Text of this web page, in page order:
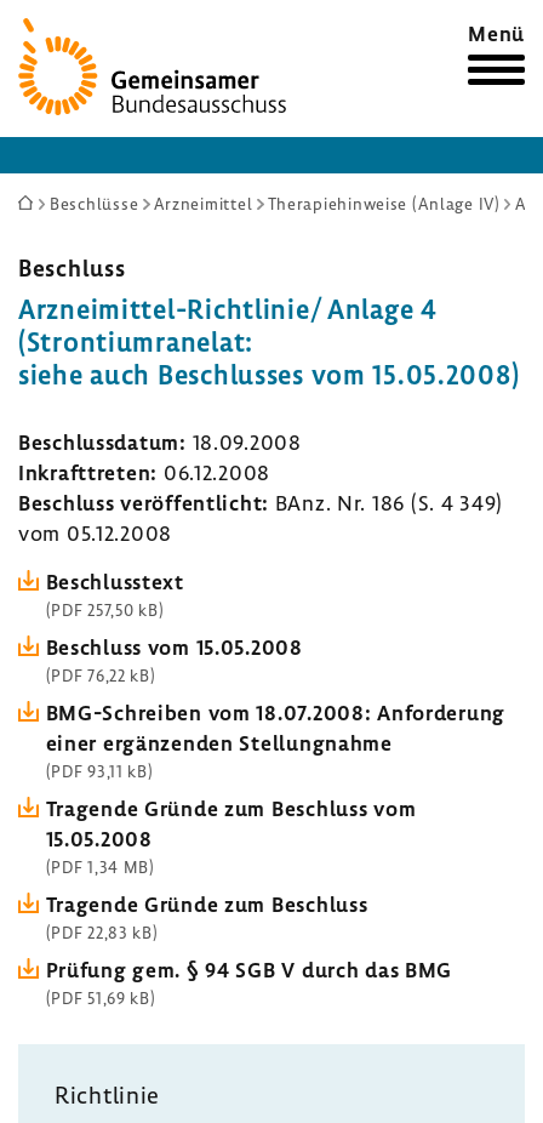
Zur
Startseite
Menü
Sie
hier:
Beschlüsse Arzneimittel Therapiehinweise (Anlage IV)
Beschluss
Arzneimittel-​Richtlinie/ Anlage 4
(Stron­ti­um­ra­nelat:
siehe auch Beschlusses vom 15.05.2008)
Beschluss­datum: 18.09.2008
Inkraft­treten: 06.12.2008
Beschluss veröf­fent­licht: BAnz. Nr. 186 (S. 4 349)
vom 05.12.2008
Beschluss­text
(PDF 257,50 kB)
Beschluss vom 15.05.2008
(PDF 76,22 kB)
BMG-​Schreiben vom 18.07.2008: Anfor­de­rung
einer ergän­zenden Stel­lung­nahme
(PDF 93,11 kB)
Tragende Gründe zum Beschluss vom
15.05.2008
(PDF 1,34 MB)
Tragende Gründe zum Beschluss
(PDF 22,83 kB)
Prüfung gem. § 94 SGB V durch das BMG
(PDF 51,69 kB)
Richt­linie